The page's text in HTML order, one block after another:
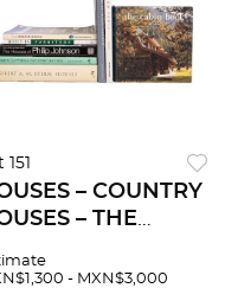
– COUNTRY
– THE
POOLS. Pzs
- MXN$3,000